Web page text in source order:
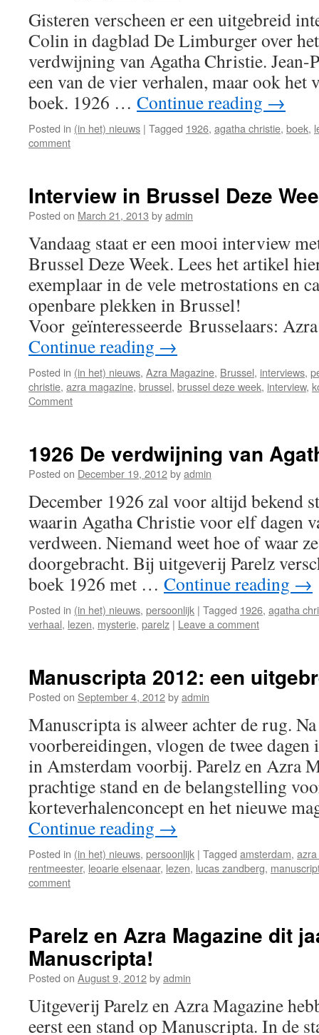
Gisteren verscheen er een uitgebreid
Colin in dagblad De Limburger over
verdwijning van Agatha Christie. Jean-
een van de vier verhalen, maar ook
boek. 1926 … Continue reading →
Posted in (in het) nieuws | Tagged 1926, agatha christie, boek,
comment
Interview in Brussel Deze
Posted on March 21, 2013 byadmin
Vandaag staat er een mooi interview
Brussel Deze Week. Lees het artikel
exemplaar in de vele metrostations en
openbare plekken in Brussel!
Voor geïnteresseerde Brusselaars:
Continue reading →
Posted in (in het) nieuws, Azra Magazine, Brussel, interviews,
christie, azra magazine, brussel, brussel deze week, interview,
Comment
1926 De verdwijning van
Posted on December 19, 2012byadmin
December 1926 zal voor altijd bekend
waarin Agatha Christie voor elf dagen
verdween. Niemand weet hoe of waar
doorgebracht. Bij uitgeverij Parelz
boek 1926 met … Continue reading →
Posted in (in het) nieuws, persoonlijk | Tagged 1926, agatha
verhaal, lezen, mysterie, parelz | Leave a comment
Manuscripta 2012: een
Posted on September 4, 2012byadmin
Manuscripta is alweer achter de rug.
voorbereidingen, vlogen de twee dagen
in Amsterdam voorbij. Parelz en Azra
prachtige stand en de belangstelling
korteverhalenconcept en het nieuwe
Continue reading →
Posted in (in het) nieuws, persoonlijk | Tagged amsterdam,
rentmeester, leoarie elsenaar, lezen, lucas zandberg,
comment
Parelz en Azra Magazine dit
Manuscripta!
Posted on August 9, 2012byadmin
Uitgeverij Parelz en Azra Magazine
eerst een stand op Manuscripta. In de